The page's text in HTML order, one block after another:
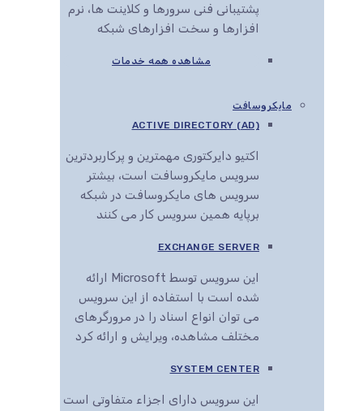
پشتیبانی فنی سرورها و کلاینت ها، نرم
افزارها و سخت افزارهای شبکه
مشاهده همه خدمات
مایکروسافت
ACTIVE DIRECTORY (AD)
اکتیو دایرکتوری مهمترین و پرکاربردترین
سرویس مایکروسافت است، بیشتر
سرویس های مایکروسافت در شبکه
برپایه همین سرویس کار می کنند
EXCHANGE SERVER
این سرویس توسط Microsoft ارائه
شده است با استفاده از این سرویس
می توان انواع اسناد را در مرورگرهای
مختلف مشاهده، ویرایش و ارائه کرد
SYSTEM CENTER
این سرویس دارای اجزاء متفاوتی است